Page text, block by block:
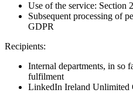
Use of the service: Section
Subsequent processing of
GDPR
Recipients:
Internal departments, in so
fulfilment
LinkedIn Ireland Unlimited